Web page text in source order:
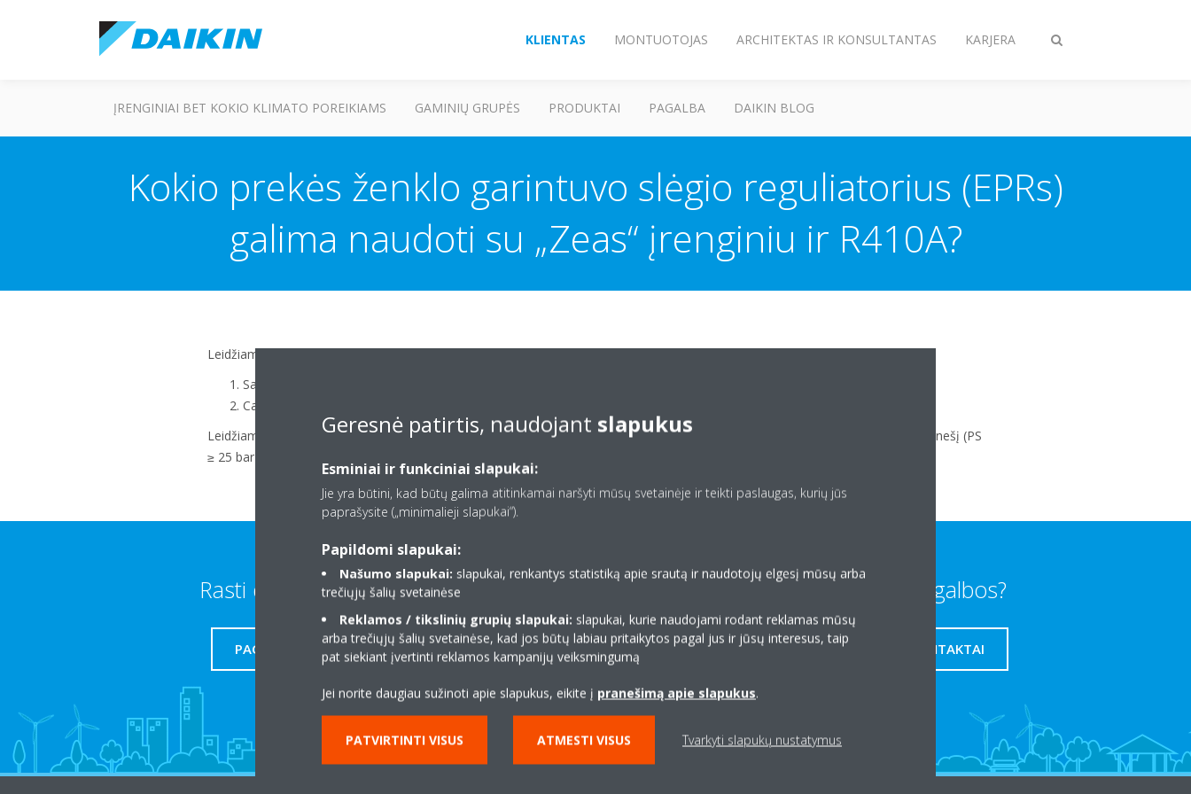
Perjungiama
KLIENTAS MONTUOTOJAS ARCHITEKTAS IR KONSULTANTAS KARJERA
ĮRENGINIAI BET KOKIO KLIMATO POREIKIAMS GAMINIŲ GRUPĖS PRODUKTAI PAGALBA DAIKIN BLOG
Kokio prekės ženklo garintuvo slėgio reguliatorius (EPRs)
galima naudoti su „Zeas“ įrenginiu ir R410A?
Leidžiami prekių ženklai:
Saginomiya
Castel
Leidžiama naudoti kitus prekės ženklus, jei PS vertė ir slėgio reguliavimo intervalas atitinka pritaikymo pobūdį ir naudojamą šaltnešį (PS
≥ 25 bar)
Rasti daugiau
PAGALBA
Reikia pagalbos?
MŪSŲ KONTAKTAI
Geresnė patirtis, naudojant slapukus
Esminiai ir funkciniai slapukai:
Jie yra būtini, kad būtų galima atitinkamai naršyti mūsų svetainėje ir teikti paslaugas, kurių jūs
paprašysite („minimalieji slapukai“).
Papildomi slapukai:
Našumo slapukai: slapukai, renkantys statistiką apie srautą ir naudotojų elgesį mūsų arba
trečiųjų šalių svetainėse
Reklamos / tikslinių grupių slapukai: slapukai, kurie naudojami rodant reklamas mūsų
arba trečiųjų šalių svetainėse, kad jos būtų labiau pritaikytos pagal jus ir jūsų interesus, taip
pat siekiant įvertinti reklamos kampanijų veiksmingumą
Jei norite daugiau sužinoti apie slapukus, eikite į pranešimą apie slapukus.
PATVIRTINTI VISUS ATMESTI VISUS Tvarkyti slapukų nustatymus